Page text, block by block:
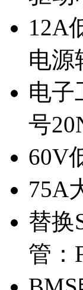
12A
电源
电子
号
60V
75A
替换
管：